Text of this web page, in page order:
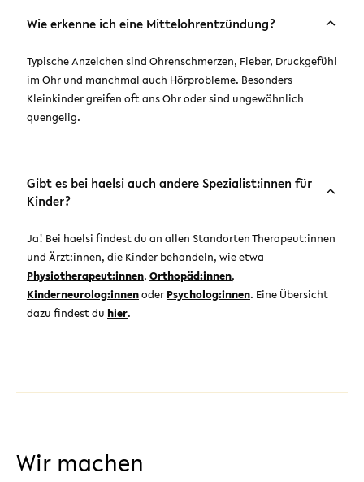
Wie erkenne ich eine Mittelohrentzündung?
Typische Anzeichen sind Ohrenschmerzen, Fieber, Druckgefühl
im Ohr und manchmal auch Hörprobleme. Besonders
Kleinkinder greifen oft ans Ohr oder sind ungewöhnlich
quengelig.
Gibt es bei haelsi auch andere Spezialist:innen für
Kinder?
Ja! Bei haelsi findest du an allen Standorten Therapeut:innen
und Ärzt:innen, die Kinder behandeln, wie etwa
Physiotherapeut:innen, Orthopäd:innen,
Kinderneurolog:innenoder Psycholog:innen. Eine Übersicht
dazu findest du hier.
Wir machen